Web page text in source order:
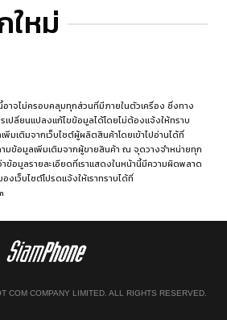
หม่
าจไม่ครอบคลุมทุกส่วนที่มีภายในตัวเครื่อง ซึ่งทาง
เปลี่ยนแปลงแก้ไขข้อมูลได้โดยไม่ต้องแจ้งให้ทราบ
มเติมจากเว็บไซต์ผู้ผลิตสินค้าโดยเข้าไปอ่านได้ที่
มข้อมูลเพิ่มเติมจากผู้ขายสินค้า ณ จุดวางจำหน่ายทุก
อมูลรายละเอียดที่เราแสดงในหน้านี้มีความผิดพลาด
เว็บไซต์โปรดแจ้งให้เราทราบได้ที่
COM COMPANY LIMITED. ALL RIGHTS RESERVED.